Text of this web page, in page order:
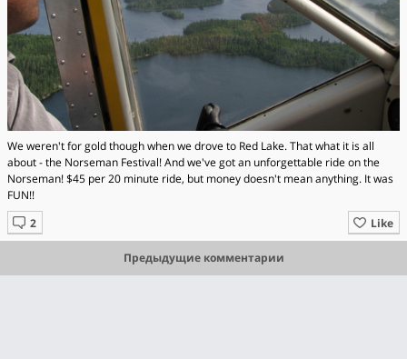
We weren't for gold though when we drove to Red Lake. That what it is all
about - the Norseman Festival! And we've got an unforgettable ride on the
Norseman! $45 per 20 minute ride, but money doesn't mean anything. It was
FUN!!
Like
Предыдущие комментарии